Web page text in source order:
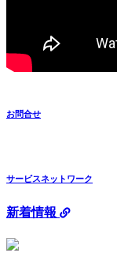
お問合せ
サービスネットワーク
新着情報